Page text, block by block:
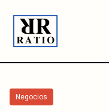
Negocios